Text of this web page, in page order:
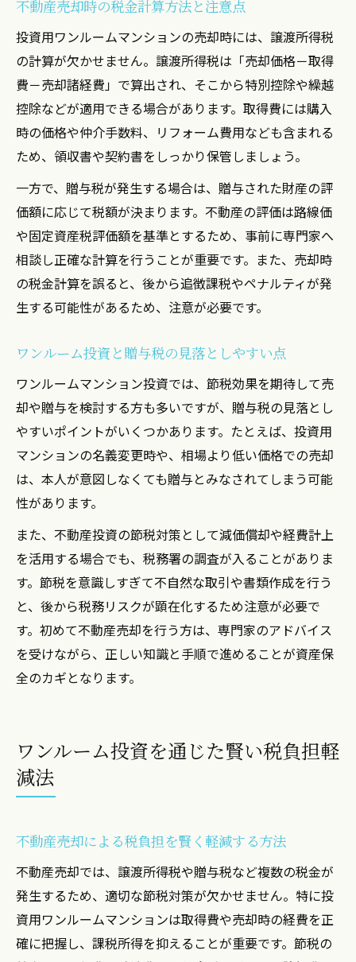
不動産売却時の税金計算方法と注意点
投資用ワンルームマンションの売却時には、譲渡所得税
の計算が欠かせません。譲渡所得税は「売却価格－取得
費－売却諸経費」で算出され、そこから特別控除や繰越
控除などが適用できる場合があります。取得費には購入
時の価格や仲介手数料、リフォーム費用なども含まれる
ため、領収書や契約書をしっかり保管しましょう。
一方で、贈与税が発生する場合は、贈与された財産の評
価額に応じて税額が決まります。不動産の評価は路線価
や固定資産税評価額を基準とするため、事前に専門家へ
相談し正確な計算を行うことが重要です。また、売却時
の税金計算を誤ると、後から追徴課税やペナルティが発
生する可能性があるため、注意が必要です。
ワンルーム投資と贈与税の見落としやすい点
ワンルームマンション投資では、節税効果を期待して売
却や贈与を検討する方も多いですが、贈与税の見落とし
やすいポイントがいくつかあります。たとえば、投資用
マンションの名義変更時や、相場より低い価格での売却
は、本人が意図しなくても贈与とみなされてしまう可能
性があります。
また、不動産投資の節税対策として減価償却や経費計上
を活用する場合でも、税務署の調査が入ることがありま
す。節税を意識しすぎて不自然な取引や書類作成を行う
と、後から税務リスクが顕在化するため注意が必要で
す。初めて不動産売却を行う方は、専門家のアドバイス
を受けながら、正しい知識と手順で進めることが資産保
全のカギとなります。
ワンルーム投資を通じた賢い税負担軽
減法
不動産売却による税負担を賢く軽減する方法
不動産売却では、譲渡所得税や贈与税など複数の税金が
発生するため、適切な節税対策が欠かせません。特に投
資用ワンルームマンションは取得費や売却時の経費を正
確に把握し、課税所得を抑えることが重要です。節税の